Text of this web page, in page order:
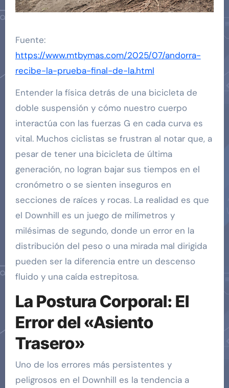
Fuente:
https://www.mtbymas.com/2025/07/andorra-
recibe-la-prueba-final-de-la.html
Entender la física detrás de una bicicleta de
doble suspensión y cómo nuestro cuerpo
interactúa con las fuerzas G en cada curva es
vital. Muchos ciclistas se frustran al notar que, a
pesar de tener una bicicleta de última
generación, no logran bajar sus tiempos en el
cronómetro o se sienten inseguros en
secciones de raíces y rocas. La realidad es que
el Downhill es un juego de milímetros y
milésimas de segundo, donde un error en la
distribución del peso o una mirada mal dirigida
pueden ser la diferencia entre un descenso
fluido y una caída estrepitosa.
La Postura Corporal: El
Error del «Asiento
Trasero»
Uno de los errores más persistentes y
peligrosos en el Downhill es la tendencia a